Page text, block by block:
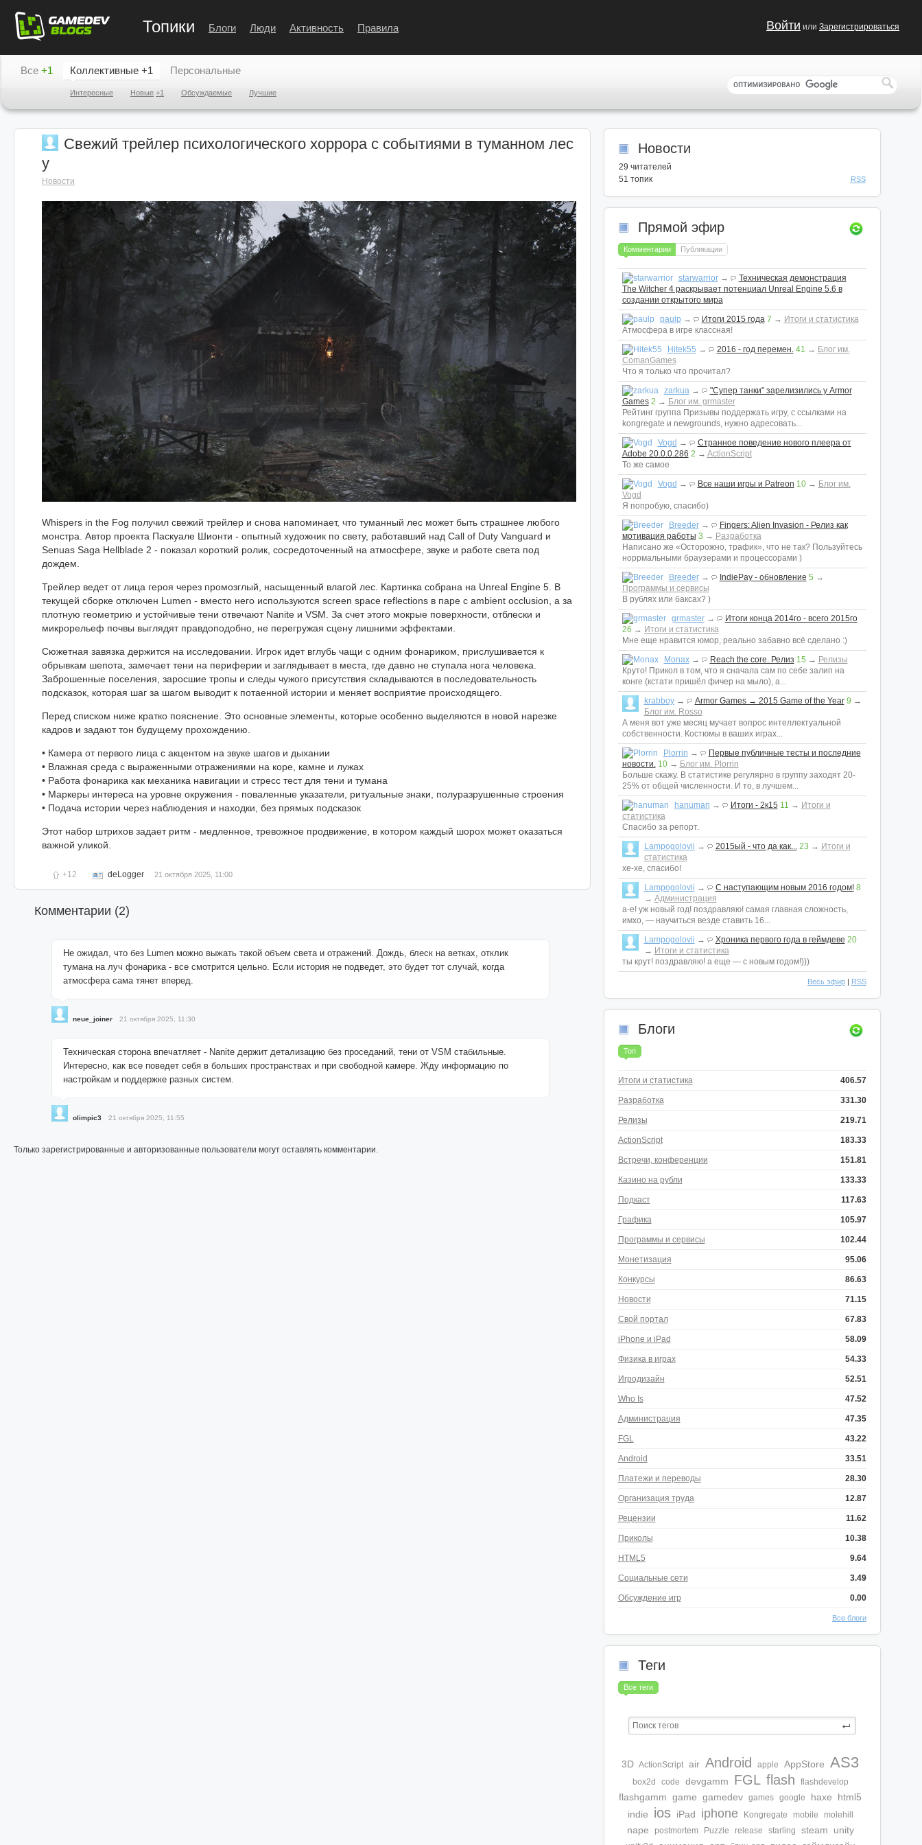
Войти или Зарегистрироваться
Топики Блоги Люди Активность Правила
Все +1 Коллективные +1
Интересные Новые +1 Обсуждаемые Лучшие
Персональные
Свежий трейлер психологического хоррора с событиями в туманном лес
у
Новости
Whispers in the Fog получил свежий трейлер и снова напоминает, что туманный лес может быть страшнее любого
монстра. Автор проекта Паскуале Шионти - опытный художник по свету, работавший над Call of Duty Vanguard и
Senuas Saga Hellblade 2 - показал короткий ролик, сосредоточенный на атмосфере, звуке и работе света под
дождем.
Трейлер ведет от лица героя через промозглый, насыщенный влагой лес. Картинка собрана на Unreal Engine 5. В
текущей сборке отключен Lumen - вместо него используются screen space reflections в паре с ambient occlusion, а за
плотную геометрию и устойчивые тени отвечают Nanite и VSM. За счет этого мокрые поверхности, отблески и
микрорельеф почвы выглядят правдоподобно, не перегружая сцену лишними эффектами.
Сюжетная завязка держится на исследовании. Игрок идет вглубь чащи с одним фонариком, прислушивается к
обрывкам шепота, замечает тени на периферии и заглядывает в места, где давно не ступала нога человека.
Заброшенные поселения, заросшие тропы и следы чужого присутствия складываются в последовательность
подсказок, которая шаг за шагом выводит к потаенной истории и меняет восприятие происходящего.
Перед списком ниже кратко пояснение. Это основные элементы, которые особенно выделяются в новой нарезке
кадров и задают тон будущему прохождению.
• Камера от первого лица с акцентом на звуке шагов и дыхании
• Влажная среда с выраженными отражениями на коре, камне и лужах
• Работа фонарика как механика навигации и стресс тест для тени и тумана
• Маркеры интереса на уровне окружения - поваленные указатели, ритуальные знаки, полуразрушенные строения
• Подача истории через наблюдения и находки, без прямых подсказок
Этот набор штрихов задает ритм - медленное, тревожное продвижение, в котором каждый шорох может оказаться
важной уликой.
+12 deLogger 21 октября 2025, 11:00
Комментарии (2)
Не ожидал, что без Lumen можно выжать такой объем света и отражений. Дождь, блеск на ветках, отклик
тумана на луч фонарика - все смотрится цельно. Если история не подведет, это будет тот случай, когда
атмосфера сама тянет вперед.
neue_joiner 21 октября 2025, 11:30
Техническая сторона впечатляет - Nanite держит детализацию без проседаний, тени от VSM стабильные.
Интересно, как все поведет себя в больших пространствах и при свободной камере. Жду информацию по
настройкам и поддержке разных систем.
olimpic3 21 октября 2025, 11:55
Только зарегистрированные и авторизованные пользователи могут оставлять комментарии.
Новости
29 читателей
51 топик
RSS
Прямой эфир
Комментарии Публикации
starwarrior→
Техническая демонстрация
The Witcher 4 раскрывает потенциал Unreal Engine 5.6 в
создании открытого мира
paulp → Итоги 2015 года 7 → Итоги и статистика
Атмосфера в игре классная!
Hitek55 → 2016 - год перемен. 41 → Блог им.
ComanGames
Что я только что прочитал?
zarkua→
"Супер танки" зарелизились у Armor
Games 2 → Блог им. grmaster
Рейтинг группа Призывы поддержать игру, с ссылками на
kongregate и newgrounds, нужно адресовать...
Vogd →
Странное поведение нового плеера от
Adobe 20.0.0.286 2 → ActionScript
То же самое
Vogd → Все наши игры и Patreon 10→ Блог им.
Vogd
Я попробую, спасибо)
Breeder→
Fingers: Alien Invasion - Релиз как
мотивация работы 3 → Разработка
Написано же «Осторожно, трафик», что не так? Пользуйтесь
норрмальными браузерами и процессорами )
Breeder→ IndiePay - обновление 5 →
Программы и сервисы
В рублях или баксах? )
grmaster→
Итоги конца 2014го - всего 2015го
26 → Итоги и статистика
Мне еще нравится юмор, реально забавно всё сделано :)
Monax→ Reach the core. Релиз 15 → Релизы
Круто! Прикол в том, что я сначала сам по себе залип на
конге (кстати пришёл фичер на мыло), а...
krabboy→ Armor Games → 2015 Game of the Year 9 →
Блог им. Rosso
А меня вот уже месяц мучает вопрос интеллектуальной
собственности. Костюмы в ваших играх...
Plorrin →
Первые публичные тесты и последние
новости. 10→ Блог им. Plorrin
Больше скажу. В статистике регулярно в группу заходят 20-
25% от общей численности. И то, в лучшем...
hanuman → Итоги - 2к15 11 → Итоги и
статистика
Спасибо за репорт.
Lampogolovii → 2015ый - что да как... 23 → Итоги и
статистика
хе-хе, спасибо!
Lampogolovii → С наступающим новым 2016 годом! 8
→ Администрация
а-е! уж новый год! поздравляю! самая главная сложность,
имхо, — научиться везде ставить 16...
Lampogolovii → Хроника первого года в геймдеве 20
→ Итоги и статистика
ты крут! поздравляю! а еще — с новым годом!)))
Весь эфир| RSS
Блоги
Топ
Итоги и статистика 406.57
Разработка 331.30
Релизы 219.71
ActionScript 183.33
Встречи, конференции 151.81
Казино на рубли 133.33
Подкаст 117.63
Графика 105.97
Программы и сервисы 102.44
Монетизация 95.06
Конкурсы 86.63
Новости 71.15
Свой портал 67.83
iPhone и iPad 58.09
Физика в играх 54.33
Игродизайн 52.51
Who Is 47.52
Администрация 47.35
FGL 43.22
Android 33.51
Платежи и переводы 28.30
Организация труда 12.87
Рецензии 11.62
Приколы 10.38
HTML5 9.64
Социальные сети 3.49
Обсуждение игр 0.00
Все блоги
Теги
Все теги
3D ActionScript air Android apple AppStore AS3
box2d code devgamm FGL flash flashdevelop
flashgamm game gamedev games google haxe
html5
indie
ios iPad iphone Kongregate mobile molehill
nape postmortem Puzzle release starling steam unity